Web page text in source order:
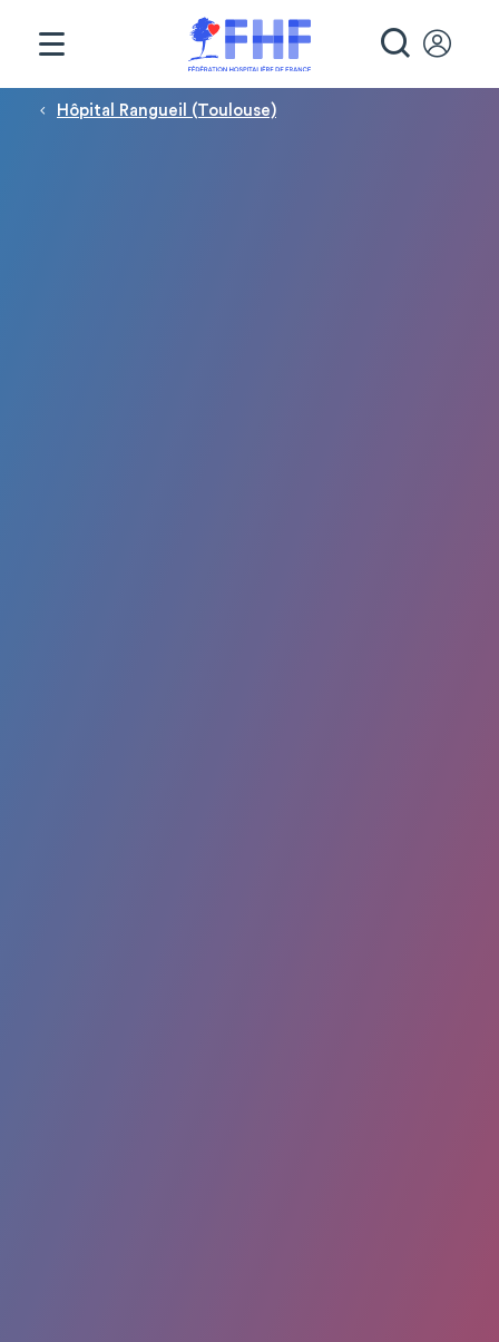
Fil d'Ariane
Hôpital Rangueil (Toulouse)
Panneau de gestion des cookies